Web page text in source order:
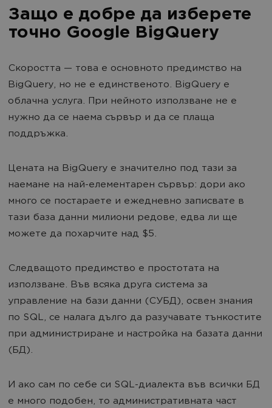
Защо е добре да изберете
точно Google BigQuery
Скоростта — това е основното предимство на
BigQuery, но не е единственото. BigQuery е
облачна услуга. При нейното използване не е
нужно да се наема сървър и да се плаща
поддръжка.
Цената на BigQuery е значително под тази за
наемане на най-елементарен сървър: дори ако
много се постараете и ежедневно записвате в
тази база данни милиони редове, едва ли ще
можете да похарчите над $5.
Следващото предимство е простотата на
използване. Във всяка друга система за
управление на бази данни (СУБД), освен знания
по SQL, се налага дълго да разучавате тънкостите
при администриране и настройка на базата данни
(БД).
И ако сам по себе си SQL-диалекта във всички БД
е много подобен, то административната част